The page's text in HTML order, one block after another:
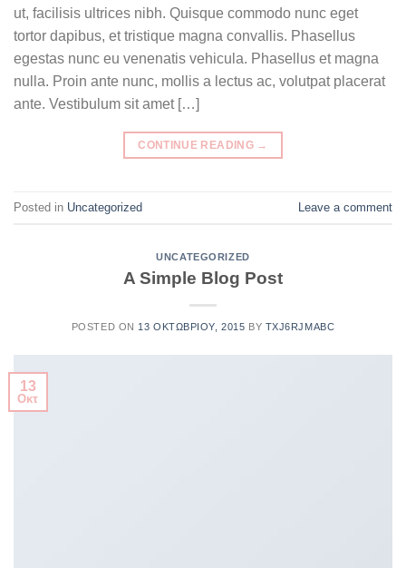
ut, facilisis ultrices nibh. Quisque commodo nunc eget
tortor dapibus, et tristique magna convallis. Phasellus
egestas nunc eu venenatis vehicula. Phasellus et magna
nulla. Proin ante nunc, mollis a lectus ac, volutpat placerat
ante. Vestibulum sit amet […]
CONTINUE READING →
Posted in Uncategorized Leave a comment
UNCATEGORIZED
A Simple Blog Post
POSTED ON 13 ΟΚΤΩΒΡΊΟΥ, 2015 BY TXJ6RJMABC
13
Οκτ